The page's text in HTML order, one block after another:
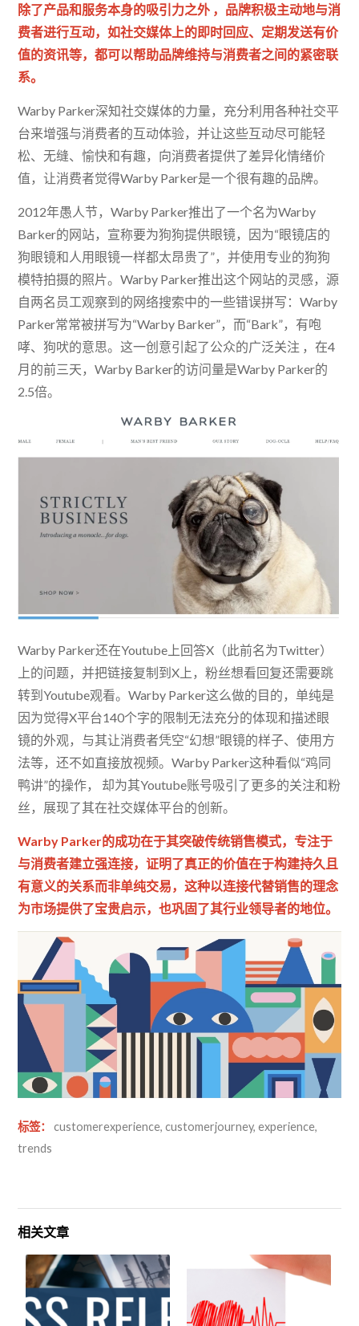
除了产品和服务本身的吸引力之外 ，品牌积极主动地与消
费者进行互动，如社交媒体上的即时回应、定期发送有价
值的资讯等，都可以帮助品牌维持与消费者之间的紧密联
系。
Warby Parker深知社交媒体的力量，充分利用各种社交平
台来增强与消费者的互动体验，并让这些互动尽可能轻
松、无缝、愉快和有趣，向消费者提供了差异化情绪价
值，让消费者觉得Warby Parker是一个很有趣的品牌。
2012年愚人节，Warby Parker推出了一个名为Warby
Barker的网站，宣称要为狗狗提供眼镜，因为“眼镜店的
狗眼镜和人用眼镜一样都太昂贵了”，并使用专业的狗狗
模特拍摄的照片。Warby Parker推出这个网站的灵感，源
自两名员工观察到的网络搜索中的一些错误拼写：Warby
Parker常常被拼写为“Warby Barker”，而“Bark”，有咆
哮、狗吠的意思。这一创意引起了公众的广泛关注 ，在4
月的前三天，Warby Barker的访问量是Warby Parker的
2.5倍。
Warby Parker还在Youtube上回答X（此前名为Twitter）
上的问题，并把链接复制到X上，粉丝想看回复还需要跳
转到Youtube观看。Warby Parker这么做的目的，单纯是
因为觉得X平台140个字的限制无法充分的体现和描述眼
镜的外观，与其让消费者凭空“幻想”眼镜的样子、使用方
法等，还不如直接放视频。Warby Parker这种看似“鸡同
鸭讲”的操作， 却为其Youtube账号吸引了更多的关注和粉
丝，展现了其在社交媒体平台的创新。
Warby Parker的成功在于其突破传统销售模式，专注于
与消费者建立强连接，证明了真正的价值在于构建持久且
有意义的关系而非单纯交易，这种以连接代替销售的理念
为市场提供了宝贵启示，也巩固了其行业领导者的地位。
标签： customerexperience,customerjourney,experience,
trends
相关文章